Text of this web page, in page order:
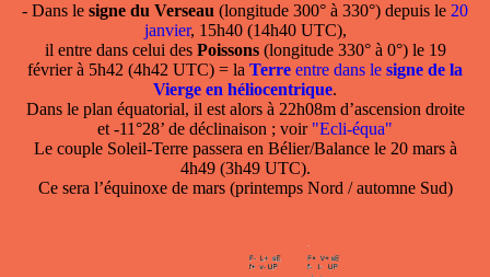
- Dans le signe du Verseau (longitude 300° à 330°) depuis le 20
janvier, 15h40 (14h40 UTC),
il entre dans celui des Poissons(longitude 330° à 0°) le 19
février à 5h42 (4h42 UTC) = la Terre entre dans le signe de la
Vierge en héliocentrique.
Dans le plan équatorial, il est alors à 22h08m d’ascension droite
et -11°28’ de déclinaison ; voir "Ecli-équa"
Le couple Soleil-Terre passera en Bélier/Balance le 20 mars à
4h49 (3h49 UTC).
Ce sera l’équinoxe de mars (printemps Nord / automne Sud)